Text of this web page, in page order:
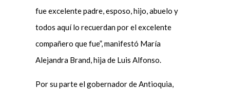
fue excelente padre, esposo, hijo, abuelo y
todos aquí lo recuerdan por el excelente
compañero que fue”, manifestó María
Alejandra Brand, hija de Luis Alfonso.
Por su parte el gobernador de Antioquia,